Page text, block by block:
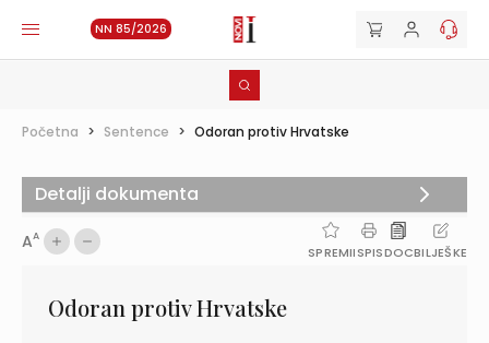
NN 85/2026
Početna > Sentence > Odoran protiv Hrvatske
AA
SPREMIISPISDOCBILJEŠKE
Odoran protiv Hrvatske
Detalji dokumenta